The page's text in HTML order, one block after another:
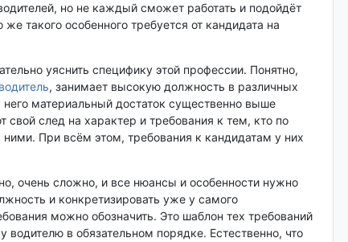
но не каждый сможет работать и подойдёт
такого особенного требуется от кандидата на
уяснить специфику этой профессии. Понятно,
, занимает высокую должность в различных
материальный достаток существенно выше
свой след на характер и требования к тем, кто по
При всём этом, требования к кандидатам у них
очень сложно, и все нюансы и особенности нужно
и конкретизировать уже у самого
можно обозначить. Это шаблон тех требований
в обязательном порядке. Естественно, что